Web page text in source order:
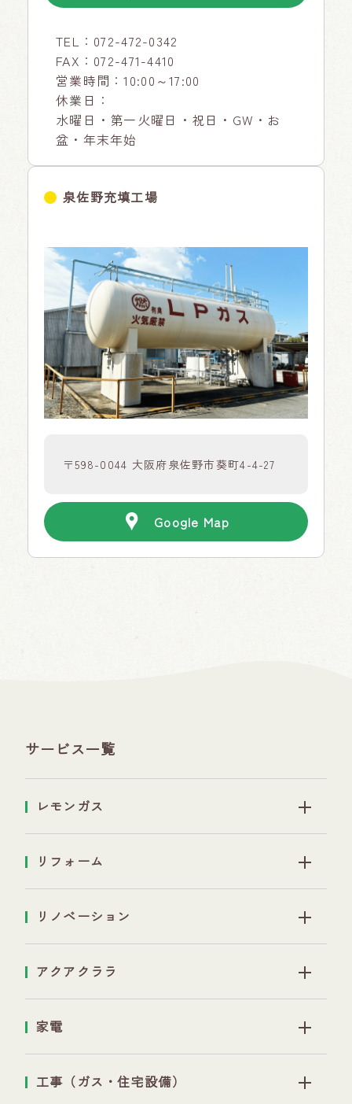
TEL： 072-472-0342
FAX：072-471-4410
営業時間：10:00～17:00
休業日：
水曜日・第一火曜日・祝日・GW・お
盆・年末年始
泉佐野充填工場
〒598-0044 大阪府泉佐野市葵町4-4-27
Google Map
サービス一覧
レモンガス
リフォーム
リノベーション
アクアクララ
家電
工事（ガス・住宅設備）